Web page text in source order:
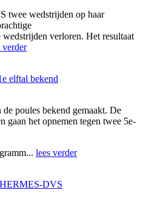
twee wedstrijden op haar
verloren. Het resultaat
verder
elftal bekend
poules bekend gemaakt. De
gaan het opnemen tegen twee 5e-
lees verder
DVS